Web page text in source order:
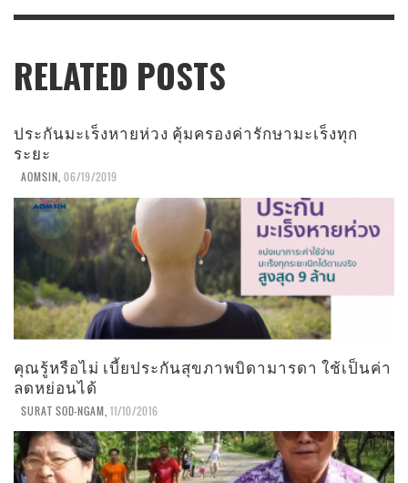
RELATED POSTS
ประกันมะเร็งหายห่วง คุ้มครองค่ารักษามะเร็งทุก
ระยะ
AOMSIN 06/19/2019
คุณรู้หรือไม่ เบี้ยประกันสุขภาพบิดามารดา ใช้เป็นค่า
ลดหย่อนได้
SURAT SOD-NGAM 11/10/2016